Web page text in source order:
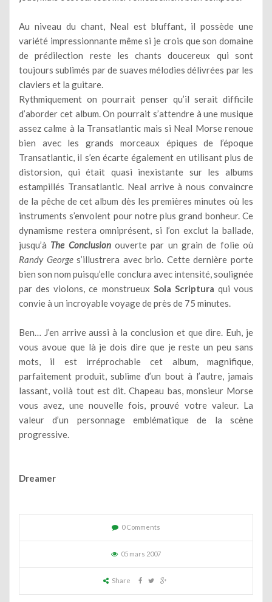
Au niveau du chant, Neal est bluffant, il possède une
variété impressionnante même si je crois que son domaine
de prédilection reste les chants doucereux qui sont
toujours sublimés par de suaves mélodies délivrées par les
claviers et la guitare.
Rythmiquement on pourrait penser qu’il serait difficile
d’aborder cet album. On pourrait s’attendre à une musique
assez calme à la Transatlantic mais si Neal Morse renoue
bien avec les grands morceaux épiques de l’époque
Transatlantic, il s’en écarte également en utilisant plus de
distorsion, qui était quasi inexistante sur les albums
estampillés Transatlantic. Neal arrive à nous convaincre
de la pêche de cet album dès les premières minutes où les
instruments s’envolent pour notre plus grand bonheur. Ce
dynamisme restera omniprésent, si l’on exclut la ballade,
jusqu’à The Conclusionouverte par un grain de folie où
Randy Georges’illustrera avec brio. Cette dernière porte
bien son nom puisqu’elle conclura avec intensité, soulignée
par des violons, ce monstrueux Sola Scriptura qui vous
convie à un incroyable voyage de près de 75 minutes.
Ben… J’en arrive aussi à la conclusion et que dire. Euh, je
vous avoue que là je dois dire que je reste un peu sans
mots, il est irréprochable cet album, magnifique,
parfaitement produit, sublime d’un bout à l’autre, jamais
lassant, voilà tout est dit. Chapeau bas, monsieur Morse
vous avez, une nouvelle fois, prouvé votre valeur. La
valeur d’un personnage emblématique de la scène
progressive.
Dreamer
0 Comments
05 mars 2007
Share